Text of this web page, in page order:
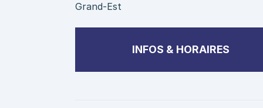
Grand-Est
INFOS & HORAIRES